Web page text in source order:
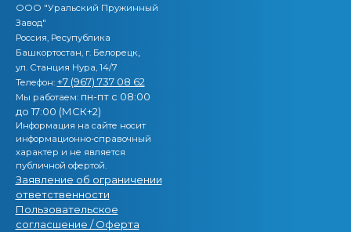
ООО "Уральский Пружинный
Завод"
Россия, Ресупублика
Башкортостан, г. Белорецк,
ул. Станция Нура, 14/7
Телефон: +7 (967) 737 08 62
Мы работаем: пн-пт с 08:00
до 17:00 (МСК+2)
Информация на сайте носит
информационно-справочный
характер и не является
публичной офертой.
Заявление об ограничении
ответственности
Пользовательское
согласшение / Оферта